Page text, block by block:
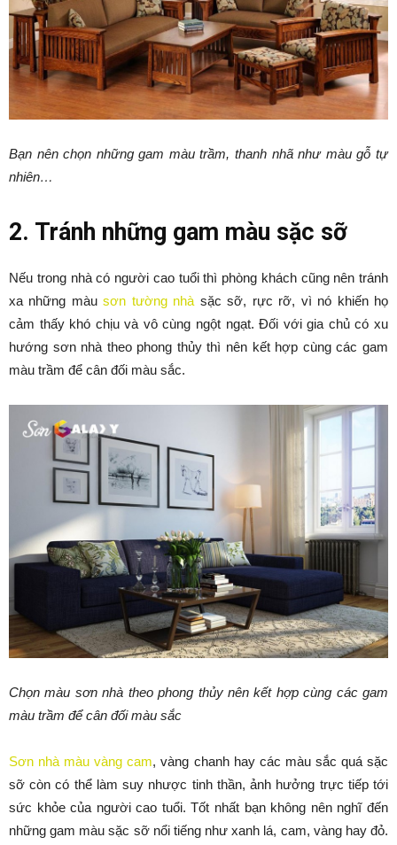
Bạn nên chọn những gam màu trầm, thanh nhã như màu gỗ tự
nhiên…
2. Tránh những gam màu sặc sỡ
Nếu trong nhà có người cao tuổi thì phòng khách cũng nên tránh
xa những màusơn tường nhà sặc sỡ, rực rỡ, vì nó khiến họ
cảm thấy khó chịu và vô cùng ngột ngạt. Đối với gia chủ có xu
hướng sơn nhà theo phong thủy thì nên kết hợp cùng các gam
màu trầm để cân đối màu sắc.
Chọn màu sơn nhà theo phong thủy nên kết hợp cùng các gam
màu trầm để cân đối màu sắc
Sơn nhà màu vàng cam, vàng chanh hay các màu sắc quá sặc
sỡ còn có thể làm suy nhược tinh thần, ảnh hưởng trực tiếp tới
sức khỏe của người cao tuổi. Tốt nhất bạn không nên nghĩ đến
những gam màu sặc sỡ nổi tiếng như xanh lá, cam, vàng hay đỏ.